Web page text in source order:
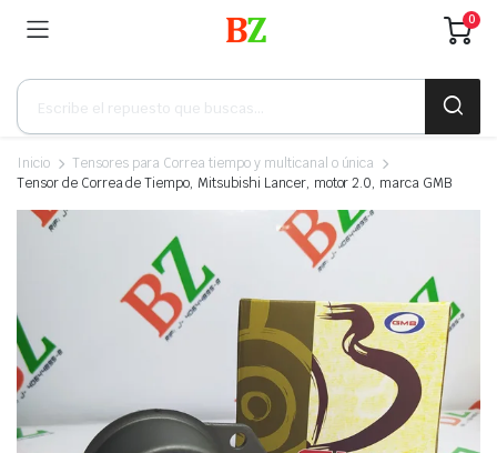
0
Búsqueda
productos
Inicio
Tensores para Correa tiempo y multicanal o única
Tensor de Correa de Tiempo, Mitsubishi Lancer, motor 2.0, marca GMB